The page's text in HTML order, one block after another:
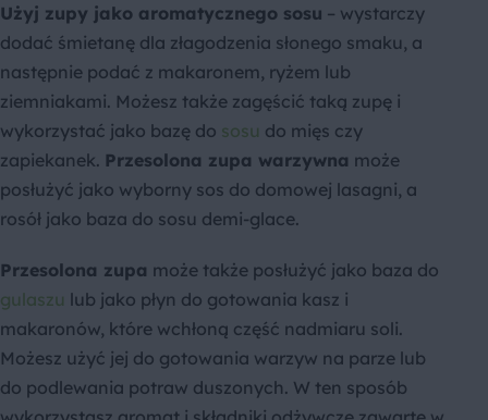
Użyj zupy jako aromatycznego sosu – wystarczy
dodać śmietanę dla złagodzenia słonego smaku, a
następnie podać z makaronem, ryżem lub
ziemniakami. Możesz także zagęścić taką zupę i
wykorzystać jako bazę do sosu do mięs czy
zapiekanek. Przesolona zupa warzywna może
posłużyć jako wyborny sos do domowej lasagni, a
rosół jako baza do sosu demi-glace.
Przesolona zupa może także posłużyć jako baza do
gulaszu lub jako płyn do gotowania kasz i
makaronów, które wchłoną część nadmiaru soli.
Możesz użyć jej do gotowania warzyw na parze lub
do podlewania potraw duszonych. W ten sposób